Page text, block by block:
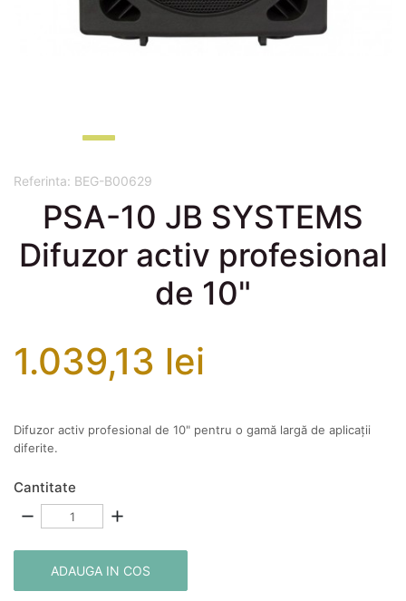
Referinta: BEG-B00629
PSA-10 JB SYSTEMS
Difuzor activ profesional
de 10"
1.039,13 lei
Difuzor activ profesional de 10" pentru o gamă largă de aplicații
diferite.
Cantitate
remove add
ADAUGA IN COS